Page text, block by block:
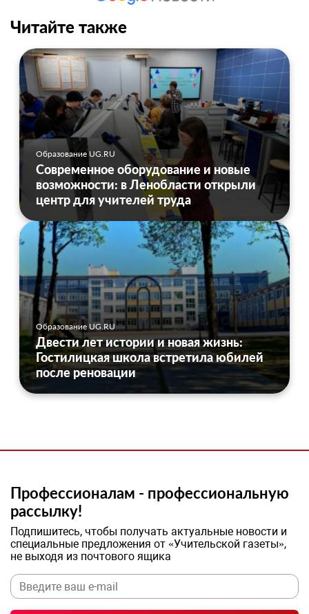
Читайте также
Образование UG.RU
Современное оборудование и новые
возможности: в Ленобласти открыли
центр для учителей труда
Образование UG.RU
Двести лет истории и новая жизнь:
Гостилицкая школа встретила юбилей
после реновации
Профессионалам - профессиональную
рассылку!
Подпишитесь, чтобы получать актуальные новости и
специальные предложения от «Учительской газеты»,
не выходя из почтового ящика